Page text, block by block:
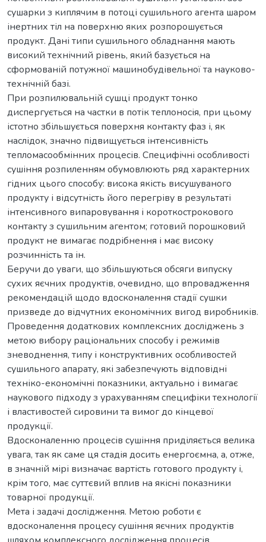
сушарки з киплячим в потоці сушильного агента шаром
інертних тіл на поверхню яких розпорошується
продукт. Дані типи сушильного обладнання мають
високий технічний рівень, який базується на
сформованій потужної машинобудівельної та науково-
технічній базі.
При розпилювальній сушці продукт тонко
диспергується на частки в потік теплоносія, при цьому
істотно збільшується поверхня контакту фаз і, як
наслідок, значно підвищується інтенсивність
тепломасообмінних процесів. Специфічні особливості
сушіння розпиленням обумовлюють ряд характерних
гідних цього способу: висока якість висушуваного
продукту і відсутність його перегріву в результаті
інтенсивного випаровування і короткострокового
контакту з сушильним агентом; готовий порошковий
продукт не вимагає подрібнення і має високу
розчинність та ін.
Беручи до уваги, що збільшуються обсяги випуску
сухих яєчних продуктів, очевидно, що впровадження
рекомендацій щодо вдосконалення стадії сушки
призведе до відчутних економічних вигод виробників.
Проведення додаткових комплексних досліджень з
метою вибору раціональних способу і режимів
зневоднення, типу і конструктивних особливостей
сушильного апарату, які забезпечують відповідні
техніко-економічні показники, актуально і вимагає
наукового підходу з урахуванням специфіки технології
і властивостей сировини та вимог до кінцевої
продукції.
Вдосконаленню процесів сушіння приділяється велика
увага, так як саме ця стадія досить енергоємна, а, отже,
в значній мірі визначає вартість готового продукту і,
крім того, має суттєвий вплив на якісні показники
товарної продукції.
Мета і задачі дослідження. Метою роботи є
вдосконалення процесу сушіння яєчних продуктів